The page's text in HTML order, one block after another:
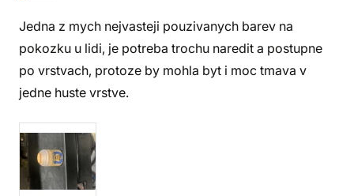
Jedna z mych nejvasteji pouzivanych barev na
pokozku u lidi, je potreba trochu naredit a postupne
po vrstvach, protoze by mohla byt i moc tmava v
jedne huste vrstve.